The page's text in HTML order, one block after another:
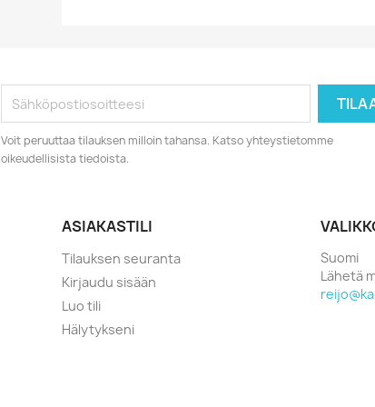
Voit peruuttaa tilauksen milloin tahansa. Katso yhteystietomme
oikeudellisista tiedoista.
ASIAKASTILI
Tilauksen seuranta
Kirjaudu sisään
Luo tili
Hälytykseni
Suomi
Lähetä